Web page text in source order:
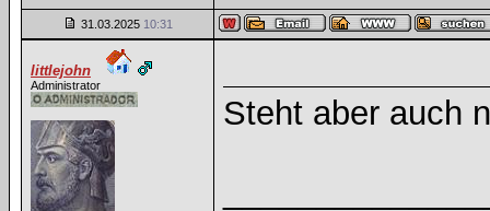
31.03.2025 10:31
littlejohn
Administrator
Steht aber auch